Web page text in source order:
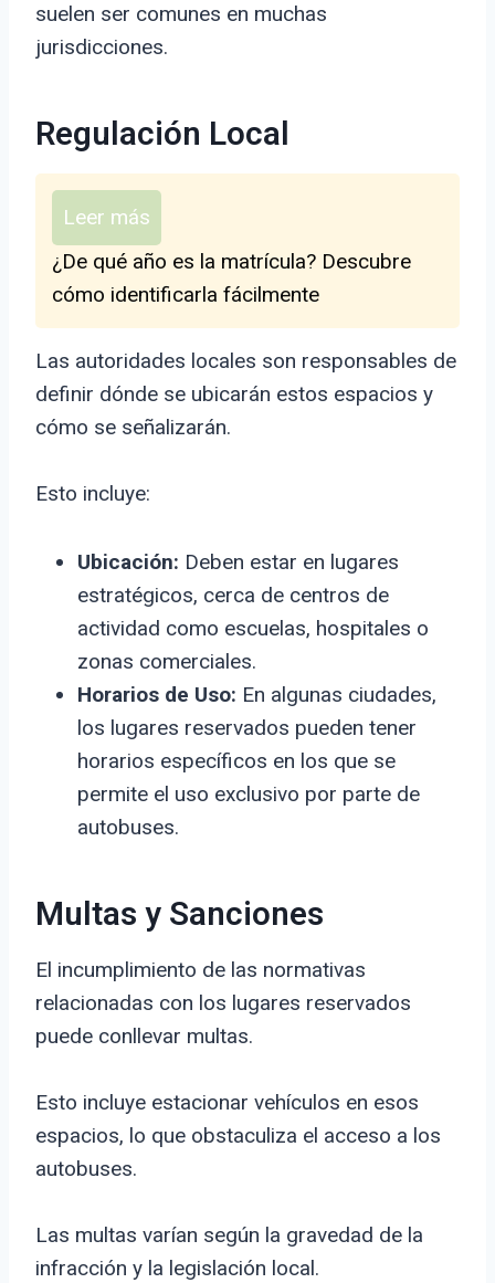
suelen ser comunes en muchas
jurisdicciones.
Regulación Local
Leer más
¿De qué año es la matrícula? Descubre
cómo identificarla fácilmente
Las autoridades locales son responsables de
definir dónde se ubicarán estos espacios y
cómo se señalizarán.
Esto incluye:
Ubicación: Deben estar en lugares
estratégicos, cerca de centros de
actividad como escuelas, hospitales o
zonas comerciales.
Horarios de Uso: En algunas ciudades,
los lugares reservados pueden tener
horarios específicos en los que se
permite el uso exclusivo por parte de
autobuses.
Multas y Sanciones
El incumplimiento de las normativas
relacionadas con los lugares reservados
puede conllevar multas.
Esto incluye estacionar vehículos en esos
espacios, lo que obstaculiza el acceso a los
autobuses.
Las multas varían según la gravedad de la
infracción y la legislación local.